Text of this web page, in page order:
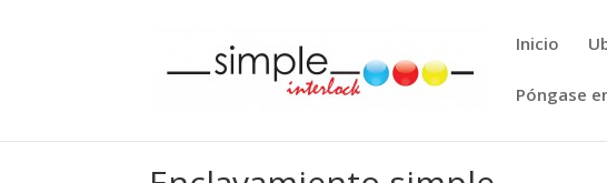
Inicio
Póngase